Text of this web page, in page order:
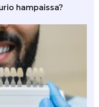
hampaissa?